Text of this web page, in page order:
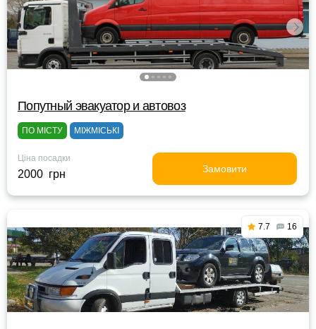
Попутный эвакуатор и автовоз
ПО МІСТУ МІЖМІСЬКІ
Ціна посадки
2000 грн Замовити
7.7 16